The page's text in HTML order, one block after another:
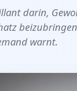
darin,
warnt.